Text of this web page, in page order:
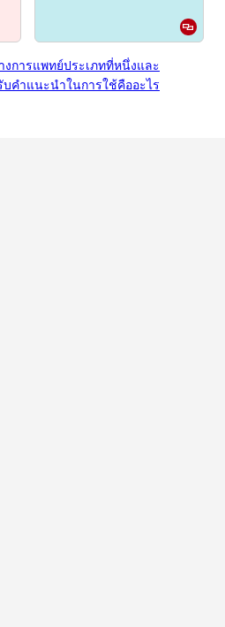
การแพทย์ประเภทที่หนึ่งและ
คำแนะนำในการใช้คืออะไร